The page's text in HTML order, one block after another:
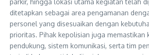
parkir, hingga lokasi utama kegiatan telah
ditetapkan sebagai area pengamanan
personel yang disesuaikan dengan
prioritas. Pihak kepolisian juga memastikan
pendukung, sistem komunikasi, serta tim